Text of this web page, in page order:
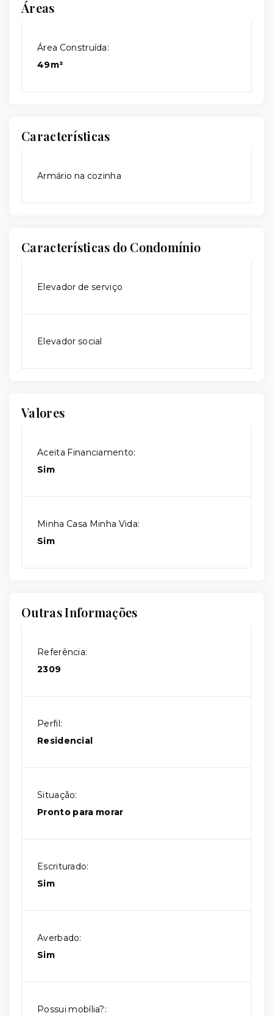
Áreas
Área Construída:
49m²
Características
Armário na cozinha
Características do Condomínio
Elevador de serviço
Elevador social
Valores
Aceita Financiamento:
Sim
Minha Casa Minha Vida:
Sim
Outras Informações
Referência:
2309
Perfil:
Residencial
Situação:
Pronto para morar
Escriturado:
Sim
Averbado:
Sim
Possui mobília?: